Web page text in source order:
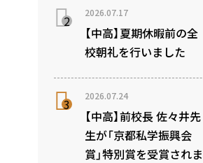
2026.07.17
【中高】夏期休暇前の全
校朝礼を行いました
2026.07.24
【中高】前校長 佐々井先
生が「京都私学振興会
賞」特別賞を受賞されま